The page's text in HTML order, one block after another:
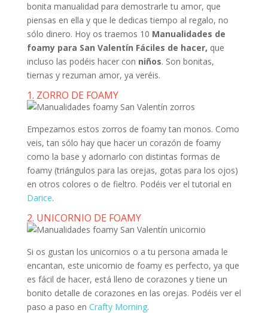
bonita manualidad para demostrarle tu amor, que
piensas en ella y que le dedicas tiempo al regalo, no
sólo dinero. Hoy os traemos 10 Manualidades de
foamy para San Valentín Fáciles de hacer, que
incluso las podéis hacer con niños. Son bonitas,
tiernas y rezuman amor, ya veréis.
1. ZORRO DE FOAMY
Empezamos estos zorros de foamy tan monos. Como
veis, tan sólo hay que hacer un corazón de foamy
como la base y adornarlo con distintas formas de
foamy (triángulos para las orejas, gotas para los ojos)
en otros colores o de fieltro. Podéis ver el tutorial en
Darice.
2. UNICORNIO DE FOAMY
Si os gustan los unicornios o a tu persona amada le
encantan, este unicornio de foamy es perfecto, ya que
es fácil de hacer, está lleno de corazones y tiene un
bonito detalle de corazones en las orejas. Podéis ver el
paso a paso en Crafty Morning.